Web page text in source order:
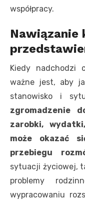
współpracy.
Nawiązanie
Kiedy nadchodzi
ważne jest, aby
stanowisko i
zgromadzenie
zarobki,
może okazać
przebiegu
sytuacji życiowej,
problemy
wypracowaniu